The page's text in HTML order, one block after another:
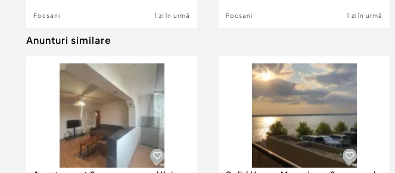
Focsani 1 zi în urmă Focsani 1 zi în urmă
Anunturi similare